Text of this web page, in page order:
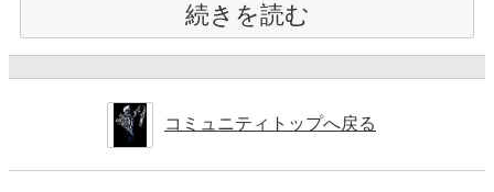
続きを読む
コミュニティトップへ戻る